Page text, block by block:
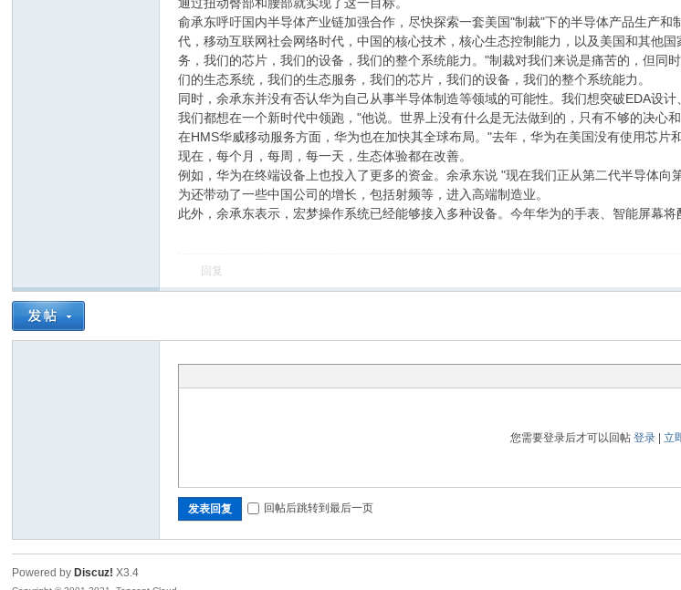
d
俞承东呼吁国内半导体产业链加强合作，尽快探索一套美国"制裁"下的半导体产品生产
代，移动互联网社会网络时代，中国的核心技术，核心生态控制能力，以及美国和其他
务，我们的芯片，我们的设备，我们的整个系统能力。"制裁对我们来说是痛苦的，但
们的生态系统，我们的生态服务，我们的芯片，我们的设备，我们的整个系统能力。
同时，余承东并没有否认华为自己从事半导体制造等领域的可能性。我们想突破EDA设
我们都想在一个新时代中领跑，"他说。世界上没有什么是无法做到的，只有不够的决心和
在HMS华威移动服务方面，华为也在加快其全球布局。"去年，华为在美国没有使用芯
现在，每个月，每周，每一天，生态体验都在改善。
例如，华为在终端设备上也投入了更多的资金。余承东说 "现在我们正从第二代半导体
为还带动了一些中国公司的增长，包括射频等，进入高端制造业。
此外，余承东表示，宏梦操作系统已经能够接入多种设备。今年华为的手表、智能屏幕
回复
您需要登录后才可以回帖登录 |立
发表回复 回帖后跳转到最后一页
Powered by Discuz! X3.4